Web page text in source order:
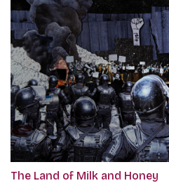
The Land of Milk and Honey